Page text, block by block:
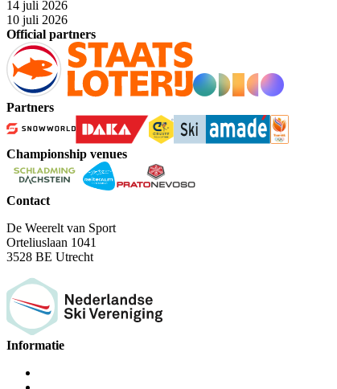
14 juli 2026
10 juli 2026
Official partners
Partners
Championship venues
Contact
De Weerelt van Sport
Orteliuslaan 1041
3528 BE Utrecht
Informatie